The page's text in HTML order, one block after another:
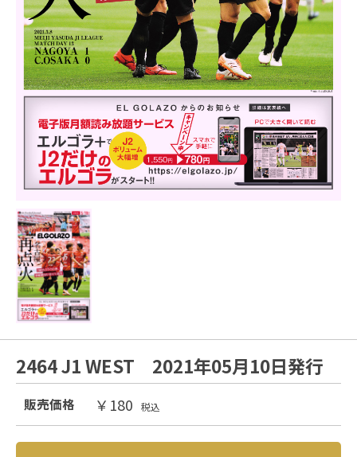
2464 J1 WEST 2021年05月10日発行
販売価格 ￥180 税込